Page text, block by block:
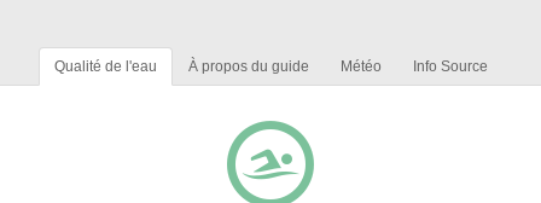
Qualité de l'eau À propos du guide Météo Info Source